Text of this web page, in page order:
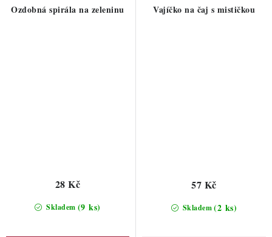
Ozdobná spirála na zeleninu
Skladem (9 ks)
28 Kč
Vajíčko na čaj s mističkou
Skladem(2 ks)
57 Kč